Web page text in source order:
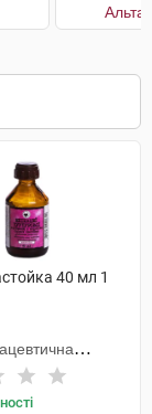
40 мл 1